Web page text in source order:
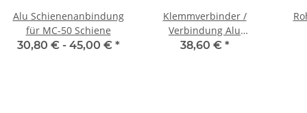
Alu Schienenanbindung
für MC-50 Schiene
30,80 € - 45,00 € *
Klemmverbinder /
Verbindung Alu
Kugelflex® für die
38,60 € *